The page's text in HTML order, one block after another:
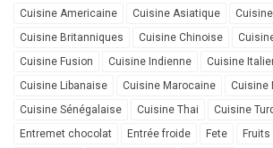
Cuisine Americaine
Cuisine Asiatique
Cuisine Britanniques
Cuisine Chinoise
Cuisine Fusion
Cuisine Indienne
Cuisine
Cuisine Libanaise
Cuisine Marocaine
Cuisine
Cuisine Sénégalaise
Cuisine Thai Cuisine
Entremet chocolat
Entrée froide Fete